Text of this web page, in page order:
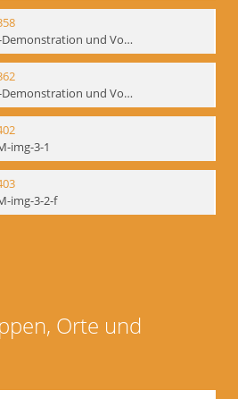
Biomechanik-Demonstration und Vortrag, Berliner Ensemble, 04.10.1991
Biomechanik-Demonstration und Vortrag, Berliner Ensemble, 04.10.1991
img-3-1
img-3-2-f
Orte und